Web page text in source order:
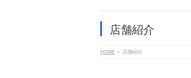
店舗紹介
HOME » 店舗紹介